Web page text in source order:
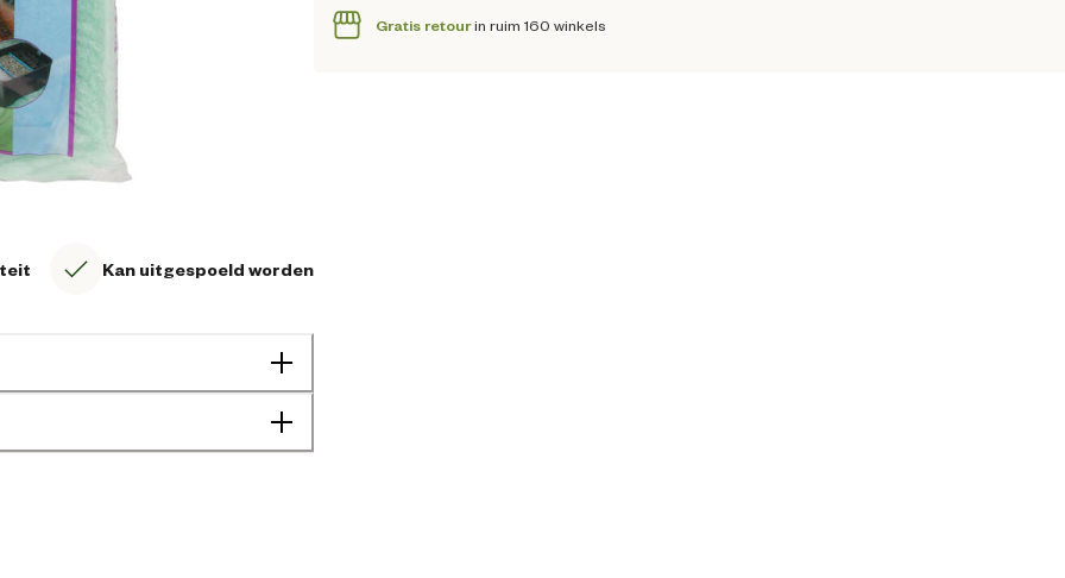
Kan uitgespoeld worden
Gratis retourin ruim 160 winkels